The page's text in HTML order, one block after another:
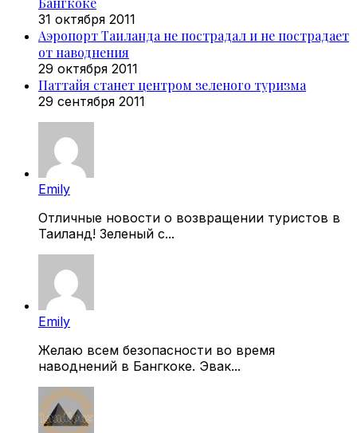
31 октября 2011
Аэропорт Таиланда не пострадал и не пострадает
от наводнения
29 октября 2011
Паттайя станет центром зеленого туризма
29 сентября 2011
Emily
Отличные новости о возвращении туристов в
Таиланд! Зеленый с...
Emily
Желаю всем безопасности во время
наводнений в Бангкоке. Эвак...